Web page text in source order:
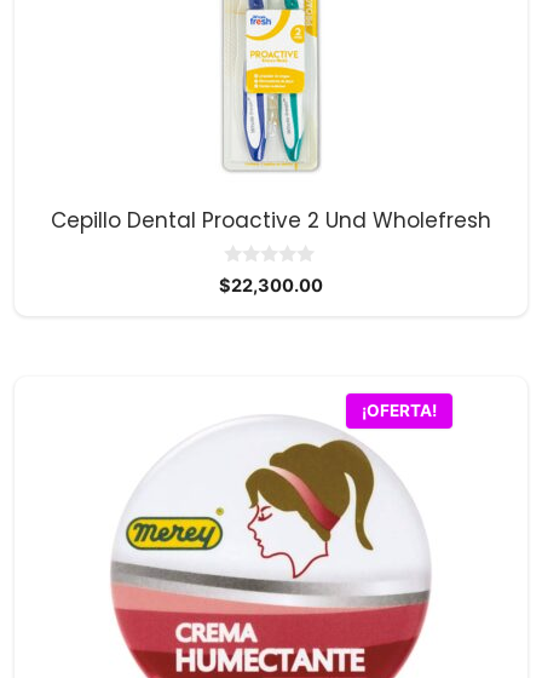
Cepillo Dental Proactive 2 Und Wholefresh
0
d
$22,300.00
¡OFERTA!